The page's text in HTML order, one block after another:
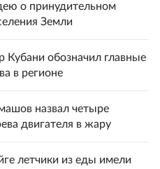
о принудительном
Земли
Кубани обозначил главные
в регионе
назвал четыре
двигателя в жару
летчики из еды имели